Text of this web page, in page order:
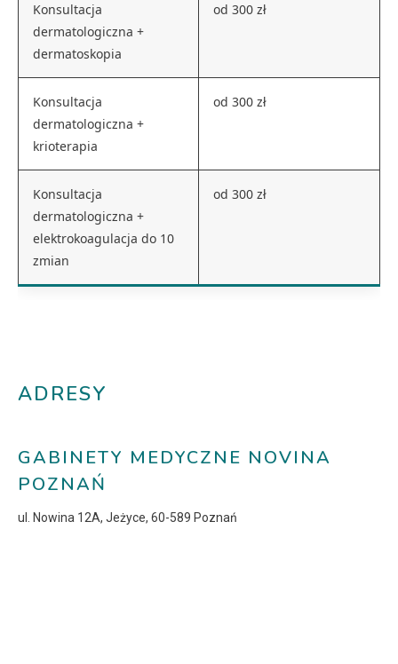
Konsultacja
dermatologiczna +
dermatoskopia
od 300 zł
Konsultacja
dermatologiczna +
krioterapia
od 300 zł
Konsultacja
dermatologiczna +
elektrokoagulacja do 10
zmian
od 300 zł
ADRESY
GABINETY MEDYCZNE NOVINA
POZNAŃ
ul. Nowina 12A, Jeżyce, 60-589 Poznań